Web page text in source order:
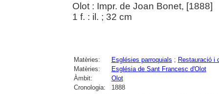
Olot : Impr. de Joan Bonet, [1888]
1 f. : il. ; 32 cm
Matèries: Esglésies parroquials ; Restauració i
Matèries:
Església de Sant Francesc d'Olot
Àmbit:
Olot
Cronologia:
1888